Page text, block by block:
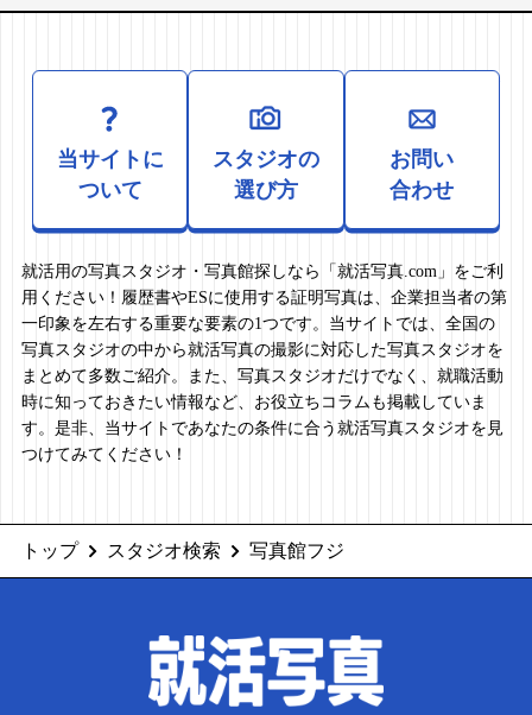
当サイトに
ついて
スタジオの
選び方
お問い
合わせ
就活用の写真スタジオ・写真館探しなら「就活写真.com」をご利
用ください！履歴書やESに使用する証明写真は、企業担当者の第
一印象を左右する重要な要素の1つです。当サイトでは、全国の
写真スタジオの中から就活写真の撮影に対応した写真スタジオを
まとめて多数ご紹介。また、写真スタジオだけでなく、就職活動
時に知っておきたい情報など、お役立ちコラムも掲載していま
す。是非、当サイトであなたの条件に合う就活写真スタジオを見
つけてみてください！
トップ スタジオ検索 写真館フジ